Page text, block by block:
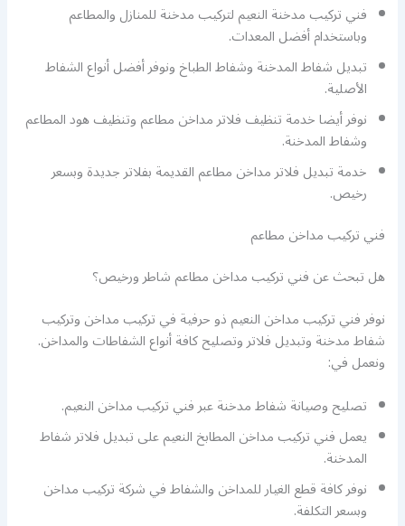
فني تركيب مدخنة النعيم لتركيب مدخنة للمنازل والمطاعم
وباستخدام أفضل المعدات.
تبديل شفاط المدخنة وشفاط الطباخ ونوفر أفضل أنواع الشفاط
الأصلية.
نوفر أيضا خدمة تنظيف فلاتر مداخن مطاعم وتنظيف هود المطاعم
وشفاط المدخنة.
خدمة تبديل فلاتر مداخن مطاعم القديمة بفلاتر جديدة وبسعر
رخيص.
فني تركيب مداخن مطاعم
هل تبحث عن فني تركيب مداخن مطاعم شاطر ورخيص؟
نوفر فني تركيب مداخن النعيم ذو حرفية في تركيب مداخن وتركيب
شفاط مدخنة وتبديل فلاتر وتصليح كافة أنواع الشفاطات والمداخن.
ونعمل في:
تصليح وصيانة شفاط مدخنة عبر فني تركيب مداخن النعيم.
يعمل فني تركيب مداخن المطابخ النعيم على تبديل فلاتر شفاط
المدخنة.
نوفر كافة قطع الغيار للمداخن والشفاط في شركة تركيب مداخن
وبسعر التكلفة.